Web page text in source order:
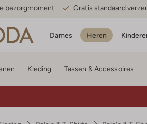
bezorgmoment Gratis standaard
Dames Heren
Kleding Tassen & Accessoires